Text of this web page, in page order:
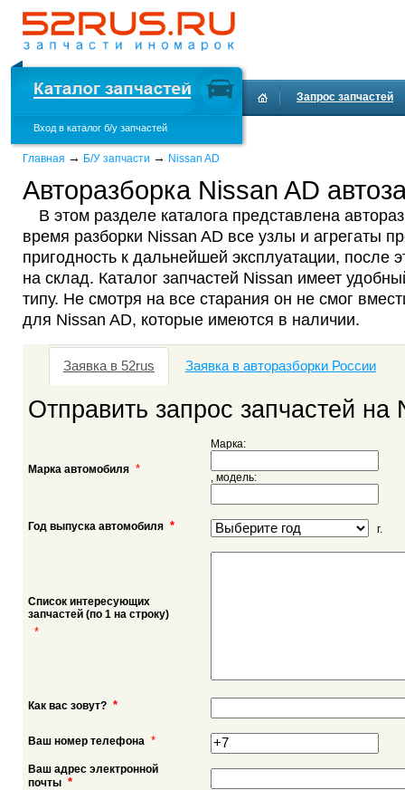
Вход в каталог б/у запчастей
Запрос запчастей
Главная → Б/У запчасти → Nissan AD
Авторазборка Nissan AD
В этом разделе каталога представлена
время разборки Nissan AD все узлы и агрегаты
пригодность к дальнейшей эксплуатации, после
на склад. Каталог запчастей Nissan имеет
типу. Не смотря на все старания он не смог
для Nissan AD, которые имеются в наличии.
Заявка в 52rus Заявка в авторазборки России
Отправить запрос запчастей на
Марка автомобиля *
Марка:
, модель:
Год выпуска автомобиля * г.
Список интересующих
запчастей (по 1 на строку)
*
Как вас зовут? *
Ваш номер телефона *
Ваш адрес электронной
почты *